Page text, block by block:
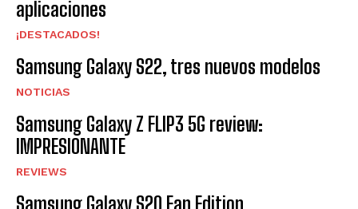
aplicaciones
¡DESTACADOS!
Samsung Galaxy S22, tres nuevos modelos
NOTICIAS
Samsung Galaxy Z FLIP3 5G review:
IMPRESIONANTE
REVIEWS
Samsung Galaxy S20 Fan Edition